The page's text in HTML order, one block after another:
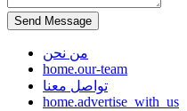
Send Message
من نحن
home.our-team
تواصل معنا
home.advertise_with_us